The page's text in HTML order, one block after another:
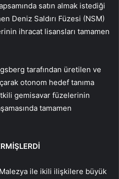
satın almak istediği
Deniz Saldırı Füzesi (NSM)
ihracat lisansları tamamen
tarafından üretilen ve
otonom hedef tanıma
gemisavar füzelerinin
tamamen
Malezya ile ikili ilişkilere büyük